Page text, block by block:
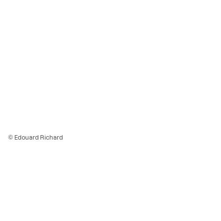
© Edouard Richard